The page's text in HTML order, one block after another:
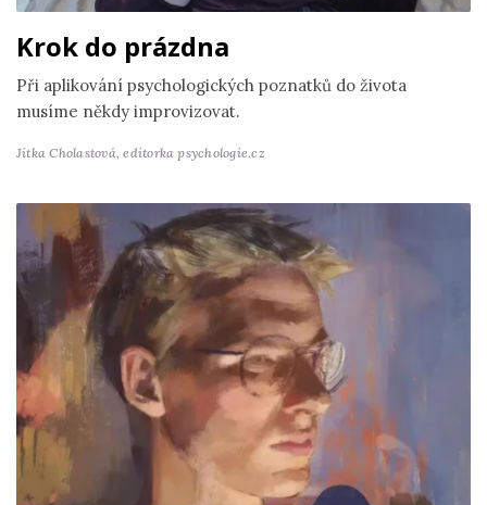
Krok do prázdna
Při aplikování psychologických poznatků do života
musíme někdy improvizovat.
Jitka Cholastová,editorka psychologie.cz